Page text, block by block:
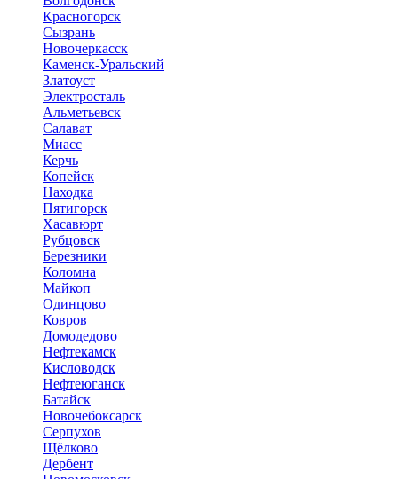
Красногорск
Сызрань
Новочеркасск
Каменск-Уральский
Златоуст
Электросталь
Альметьевск
Салават
Миасс
Керчь
Копейск
Находка
Пятигорск
Хасавюрт
Рубцовск
Березники
Коломна
Майкоп
Одинцово
Ковров
Домодедово
Нефтекамск
Кисловодск
Нефтеюганск
Батайск
Новочебоксарск
Серпухов
Щёлково
Дербент